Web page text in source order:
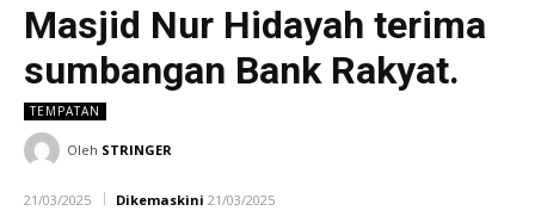
Masjid Nur Hidayah terima
sumbangan Bank Rakyat.
TEMPATAN
Oleh STRINGER
21/03/2025 Dikemaskini 21/03/2025